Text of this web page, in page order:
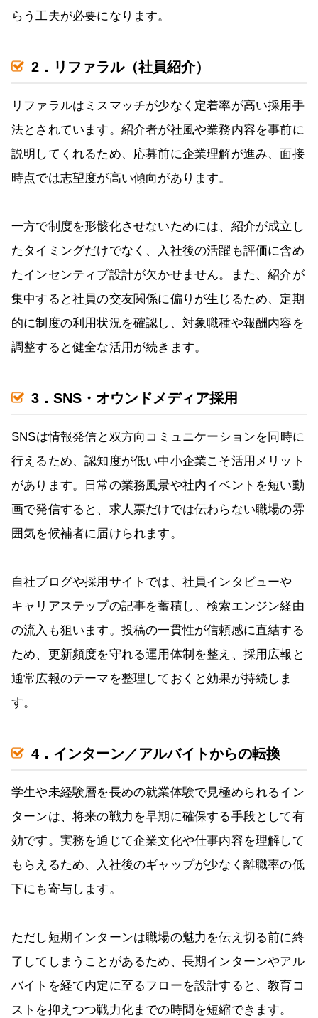
らう工夫が必要になります。
2．リファラル（社員紹介）
リファラルはミスマッチが少なく定着率が高い採用手
法とされています。紹介者が社風や業務内容を事前に
説明してくれるため、応募前に企業理解が進み、面接
時点では志望度が高い傾向があります。
一方で制度を形骸化させないためには、紹介が成立し
たタイミングだけでなく、入社後の活躍も評価に含め
たインセンティブ設計が欠かせません。また、紹介が
集中すると社員の交友関係に偏りが生じるため、定期
的に制度の利用状況を確認し、対象職種や報酬内容を
調整すると健全な活用が続きます。
3．SNS・オウンドメディア採用
SNSは情報発信と双方向コミュニケーションを同時に
行えるため、認知度が低い中小企業こそ活用メリット
があります。日常の業務風景や社内イベントを短い動
画で発信すると、求人票だけでは伝わらない職場の雰
囲気を候補者に届けられます。
自社ブログや採用サイトでは、社員インタビューや
キャリアステップの記事を蓄積し、検索エンジン経由
の流入も狙います。投稿の一貫性が信頼感に直結する
ため、更新頻度を守れる運用体制を整え、採用広報と
通常広報のテーマを整理しておくと効果が持続しま
す。
4．インターン／アルバイトからの転換
学生や未経験層を長めの就業体験で見極められるイン
ターンは、将来の戦力を早期に確保する手段として有
効です。実務を通じて企業文化や仕事内容を理解して
もらえるため、入社後のギャップが少なく離職率の低
下にも寄与します。
ただし短期インターンは職場の魅力を伝え切る前に終
了してしまうことがあるため、長期インターンやアル
バイトを経て内定に至るフローを設計すると、教育コ
ストを抑えつつ戦力化までの時間を短縮できます。